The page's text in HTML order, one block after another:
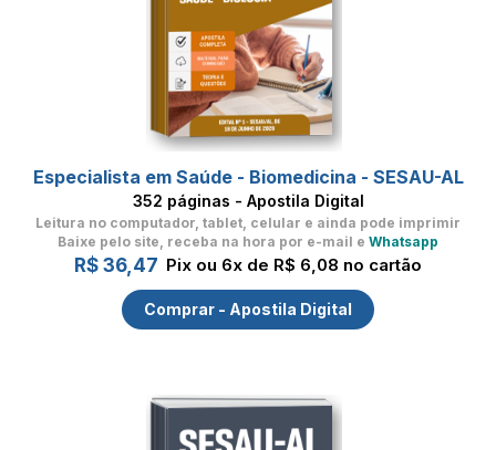
Especialista em Saúde - Biomedicina - SESAU-AL
352 páginas - Apostila Digital
Leitura no computador, tablet, celular e ainda pode imprimir
Baixe pelo site, receba na hora por e-mail e Whatsapp
R$ 36,47 Pix ou 6x de R$ 6,08 no cartão
Comprar - Apostila Digital